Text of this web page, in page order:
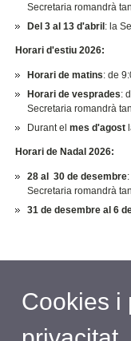
Secretaria romandrà
Del 3 al 13 d'abril : la
Horari d'estiu 2026:
Horari de matins: de
Horari de vesprades:
Secretaria romandrà
Durant elmes d'agost
Horari de Nadal 2026:
28 al 30 de desembre
Secretaria romandrà
31 de desembre al 6
Cookies i